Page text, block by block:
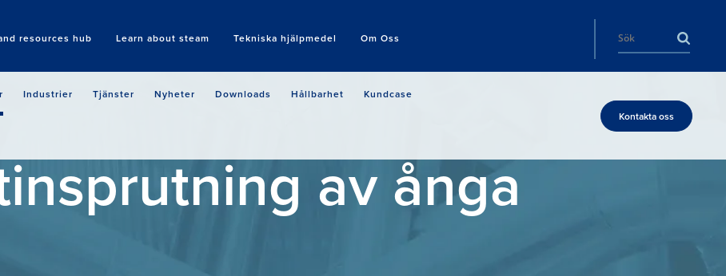
resources hub Learn about steam Tekniska hjälpmedel Om Oss
Search
Industrier Tjänster Nyheter Downloads Hållbarhet Kundcase
Kontakta oss
av ånga